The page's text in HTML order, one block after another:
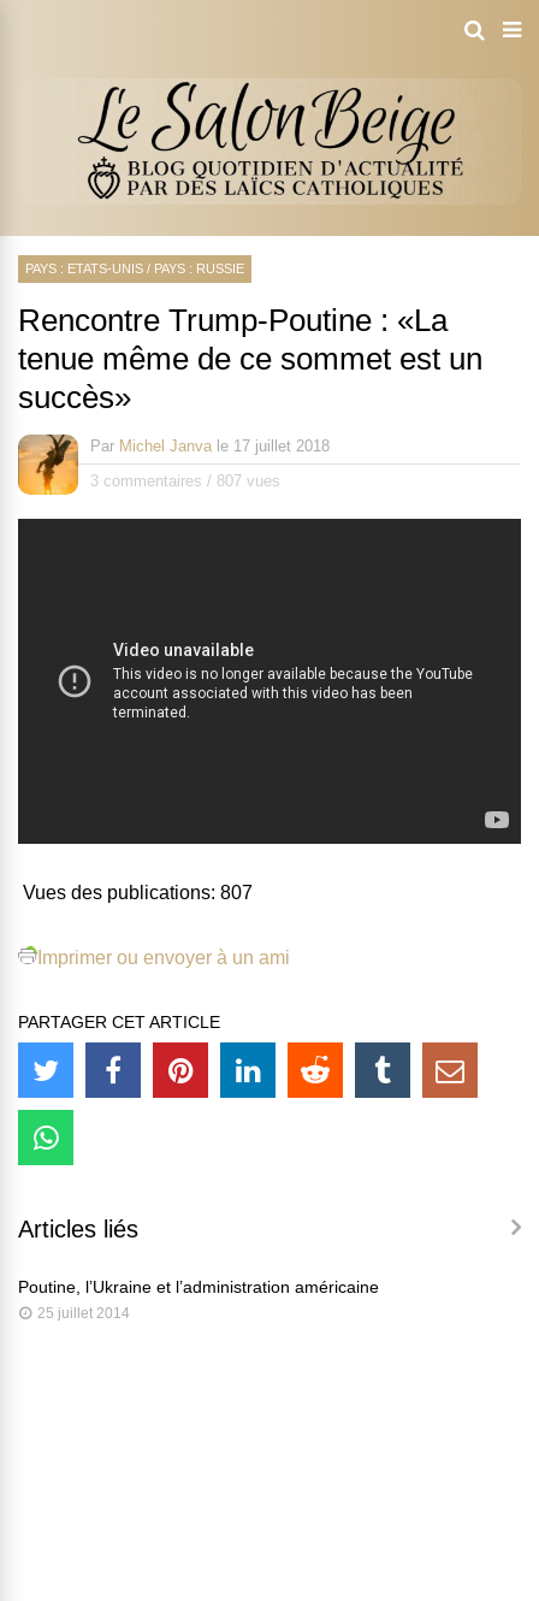
PAYS : ETATS-UNIS / PAYS : RUSSIE
Rencontre Trump-Poutine : «La
tenue même de ce sommet est un
succès»
Par Michel Janva le 17 juillet 2018
3 commentaires / 807 vues
Vues des publications: 807
Imprimer ou envoyer à un ami
PARTAGER CET ARTICLE
Articles liés
Poutine, l’Ukraine et l’administration américaine
25 juillet 2014